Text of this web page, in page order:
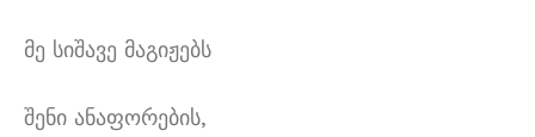
მე სიშავე მაგიჟებს
შენი ანაფორების,